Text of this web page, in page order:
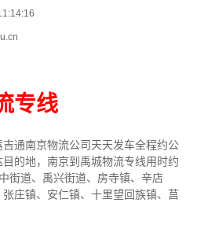
专线
吉通南京物流公司天天发车全程约公
的地，南京到禹城物流专线用时约
街道、禹兴街道、房寺镇、辛店
庄镇、安仁镇、十里望回族镇、莒